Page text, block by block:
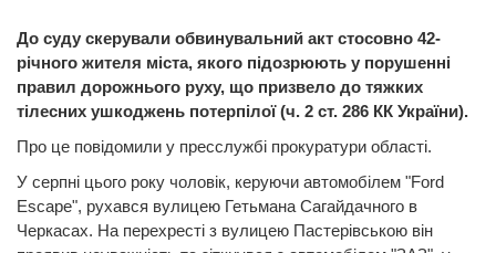
До суду скерували обвинувальний акт стосовно 42-
річного жителя міста, якого підозрюють у порушенні
правил дорожнього руху, що призвело до тяжких
тілесних ушкоджень потерпілої (ч. 2 ст. 286 КК України).
Про це повідомили у пресслужбі прокуратури області.
У серпні цього року чоловік, керуючи автомобілем "Ford
Escape", рухався вулицею Гетьмана Сагайдачного в
Черкасах. На перехресті з вулицею Пастерівською він